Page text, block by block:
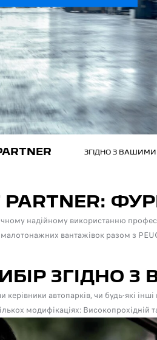
ЗГІДНО З
PARTNER:
надійному використанню
вантажівок разом з
ЗГІДНО
керівники автопарків, чи будь-які
модифікаціях: Високопрохідній